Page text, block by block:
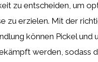
zu entscheiden, um
zu erzielen. Mit der
können Pickel und
werden, sodass